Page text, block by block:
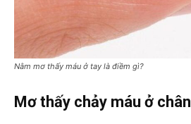
Nằm mơ thấy máu ở tay là điềm gì?
Mơ thấy chảy máu ở chân